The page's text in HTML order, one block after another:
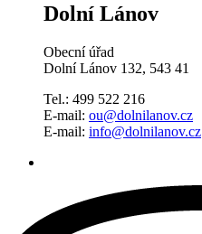
Dolní Lánov
Obecní úřad
Dolní Lánov 132, 543 41
Tel.: 499 522 216
E-mail: ou@dolnilanov.cz
E-mail: info@dolnilanov.cz